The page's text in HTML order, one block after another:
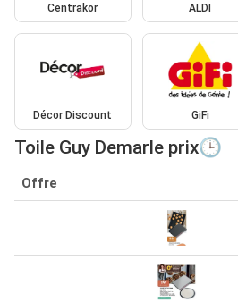
Centrakor ALDI
Décor Discount GiFi
Toile Guy Demarle prix🕒
Offre